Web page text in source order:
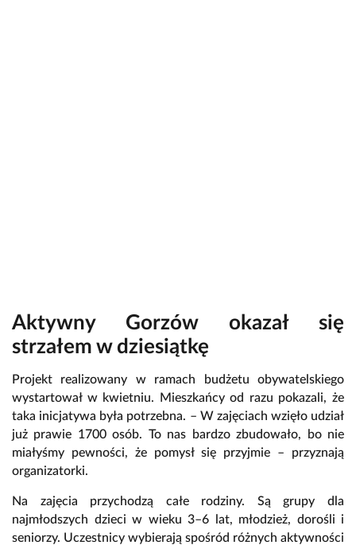
Aktywny Gorzów okazał się
strzałem w dziesiątkę
Projekt realizowany w ramach budżetu obywatelskiego
wystartował w kwietniu. Mieszkańcy od razu pokazali, że
taka inicjatywa była potrzebna. – W zajęciach wzięło udział
już prawie 1700 osób. To nas bardzo zbudowało, bo nie
miałyśmy pewności, że pomysł się przyjmie – przyznają
organizatorki.
Na zajęcia przychodzą całe rodziny. Są grupy dla
najmłodszych dzieci w wieku 3–6 lat, młodzież, dorośli i
seniorzy. Uczestnicy wybierają spośród różnych aktywności